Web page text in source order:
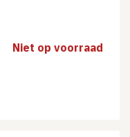
Niet op voorraad